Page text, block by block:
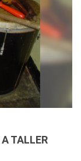
TALLER